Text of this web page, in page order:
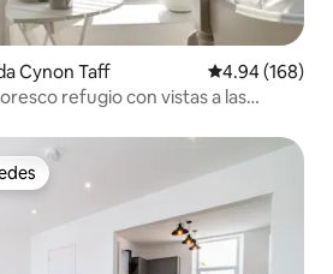
Cynon Taff Calificación
4.94 (168)
refugio con vistas a las